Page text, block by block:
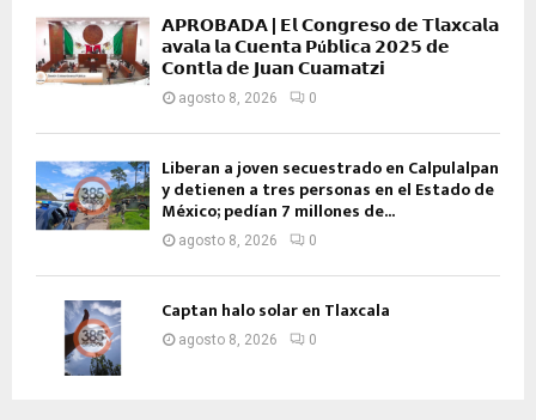
𝗔𝗣𝗥𝗢𝗕𝗔𝗗𝗔 | 𝗘𝗹 𝗖𝗼𝗻𝗴𝗿𝗲𝘀𝗼 𝗱𝗲 𝗧𝗹𝗮𝘅𝗰𝗮𝗹𝗮
𝗮𝘃𝗮𝗹𝗮 𝗹𝗮 𝗖𝘂𝗲𝗻𝘁𝗮 𝗣ú𝗯𝗹𝗶𝗰𝗮 𝟮𝟬𝟮𝟱 𝗱𝗲
𝗖𝗼𝗻𝘁𝗹𝗮 𝗱𝗲 𝗝𝘂𝗮𝗻 𝗖𝘂𝗮𝗺𝗮𝘁𝘇𝗶
agosto 8, 2026 0
Liberan a joven secuestrado en Calpulalpan
y detienen a tres personas en el Estado de
México; pedían 7 millones de...
agosto 8, 2026 0
Captan halo solar en Tlaxcala
agosto 8, 2026 0